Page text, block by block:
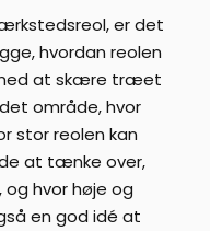
er det
hvordan reolen
at skære træet
område, hvor
stor reolen kan
at tænke over,
og hvor høje og
en god idé at